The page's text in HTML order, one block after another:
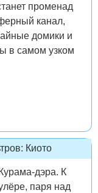
променад
канал,
домики и
в самом узком
Киото
дэра. К
паря над